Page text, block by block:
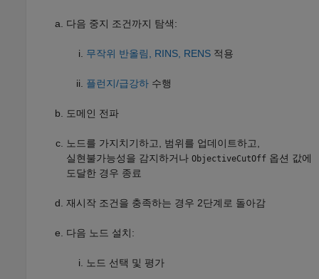
다음 중지 조건까지 탐색:
무작위 반올림, RINS, RENS 적용
플런지/급강하 수행
도메인 전파
노드를 가지치기하고, 범위를 업데이트하고,
실현불가능성을 감지하거나 ObjectiveCutOff 옵션 값에
도달한 경우 종료
재시작 조건을 충족하는 경우 2단계로 돌아감
다음 노드 설치:
노드 선택 및 평가